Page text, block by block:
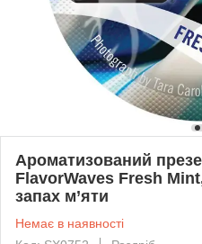
Ароматизований
FlavorWaves Fresh
запах м’яти
Немає в наявності